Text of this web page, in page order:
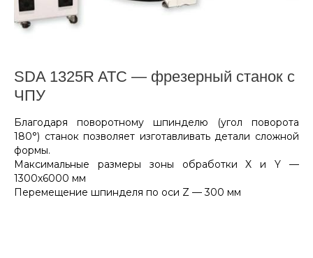
SDA 1325R ATC — фрезерный станок с
ЧПУ
Благодаря поворотному шпинделю (угол поворота
180°) станок позволяет изготавливать детали сложной
формы.
Максимальные размеры зоны обработки X и Y —
1300х6000 мм
Перемещение шпинделя по оси Z — 300 мм